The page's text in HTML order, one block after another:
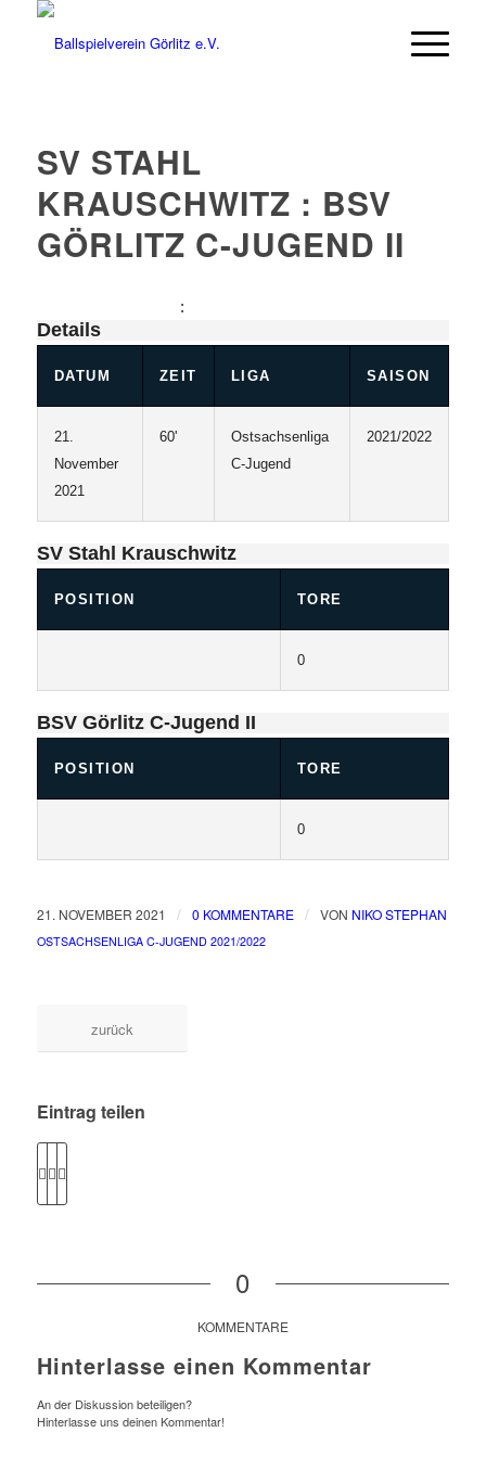
SV STAHL
KRAUSCHWITZ : BSV
GÖRLITZ C-JUGEND II
:
Details
DATUM ZEIT LIGA SAISON
21.
November
2021
60'
Ostsachsenliga
C-Jugend
2021/2022
SV Stahl Krauschwitz
POSITION TORE
0
BSV Görlitz C-Jugend II
POSITION TORE
0
21. NOVEMBER 2021 / 0 KOMMENTARE / VON NIKO STEPHAN
/
OSTSACHSENLIGA C-JUGEND 2021/2022
zurück
Eintrag teilen
0
KOMMENTARE
Hinterlasse einen Kommentar
An der Diskussion beteiligen?
Hinterlasse uns deinen Kommentar!